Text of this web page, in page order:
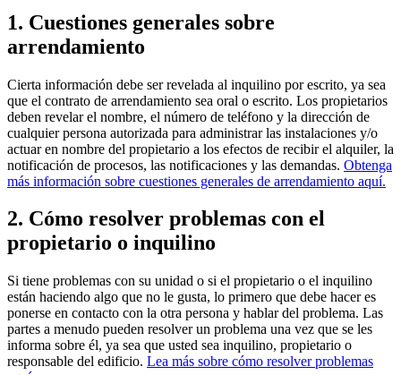
1. Cuestiones generales sobre
arrendamiento
Cierta información debe ser revelada al inquilino por escrito, ya sea
que el contrato de arrendamiento sea oral o escrito. Los propietarios
deben revelar el nombre, el número de teléfono y la dirección de
cualquier persona autorizada para administrar las instalaciones y/o
actuar en nombre del propietario a los efectos de recibir el alquiler, la
notificación de procesos, las notificaciones y las demandas. Obtenga
más información sobre cuestiones generales de arrendamiento aquí.
2. Cómo resolver problemas con el
propietario o inquilino
Si tiene problemas con su unidad o si el propietario o el inquilino
están haciendo algo que no le gusta, lo primero que debe hacer es
ponerse en contacto con la otra persona y hablar del problema. Las
partes a menudo pueden resolver un problema una vez que se les
informa sobre él, ya sea que usted sea inquilino, propietario o
responsable del edificio. Lea más sobre cómo resolver problemas